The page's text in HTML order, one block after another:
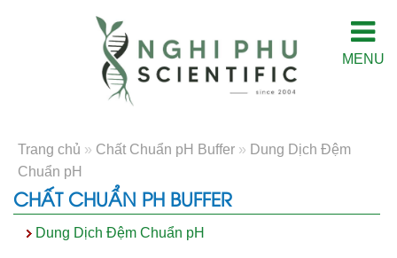
MENU
Trang chủ » Chất Chuẩn pH Buffer » Dung Dịch Đệm
Chuẩn pH
CHẤT CHUẨN PH BUFFER
Dung Dịch Đệm Chuẩn pH